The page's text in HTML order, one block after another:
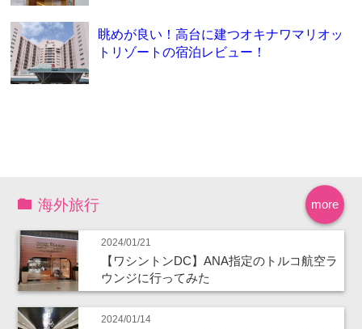
眺めが良い！高台に建つオキナワマリオッ
トリゾートの宿泊レビュー！
more
海外旅行
2024/01/21
【ワシントンDC】ANA指定のトルコ航空ラ
ウンジに行ってみた
2024/01/14